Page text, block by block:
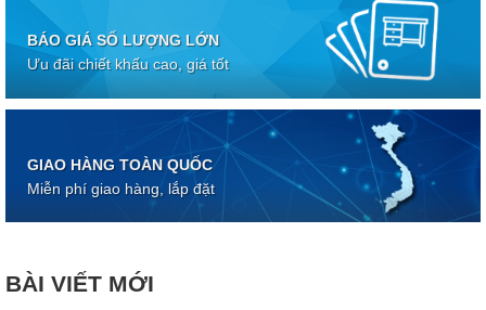
BÁO GIÁ SỐ LƯỢNG LỚN
Ưu đãi chiết khấu cao, giá tốt
GIAO HÀNG TOÀN QUỐC
Miễn phí giao hàng, lắp đặt
BÀI VIẾT MỚI